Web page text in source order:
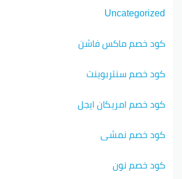
Uncategorized
كود خصم ماكس فاشن
كود خصم سنتربوينت
كود خصم امريكان ايجل
كود خصم نمشي
كود خصم نون